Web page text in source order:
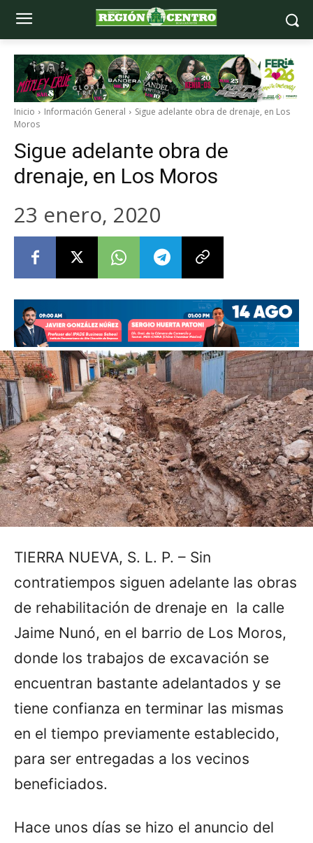
Inicio Información General
Sigue adelante obra de drenaje, en Los
Moros
Sigue adelante obra de
drenaje, en Los Moros
23 enero, 2020
TIERRA NUEVA, S. L. P. – Sin
contratiempos siguen adelante las obras
de rehabilitación de drenaje en la calle
Jaime Nunó, en el barrio de Los Moros,
donde los trabajos de excavación se
encuentran bastante adelantados y se
tiene confianza en terminar las mismas
en el tiempo previamente establecido,
para ser entregadas a los vecinos
beneficiados.
Hace unos días se hizo el anuncio del